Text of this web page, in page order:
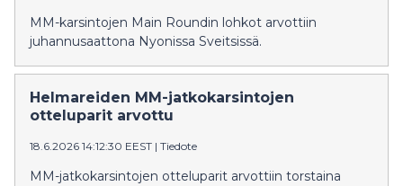
MM-karsintojen Main Roundin lohkot arvottiin
juhannusaattona Nyonissa Sveitsissä.
Helmareiden MM-jatkokarsintojen
otteluparit arvottu
18.6.2026 14:12:30 EEST | Tiedote
MM-jatkokarsintojen otteluparit arvottiin torstaina